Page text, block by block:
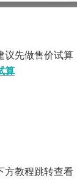
议先做售价试
算
方教程跳转查看